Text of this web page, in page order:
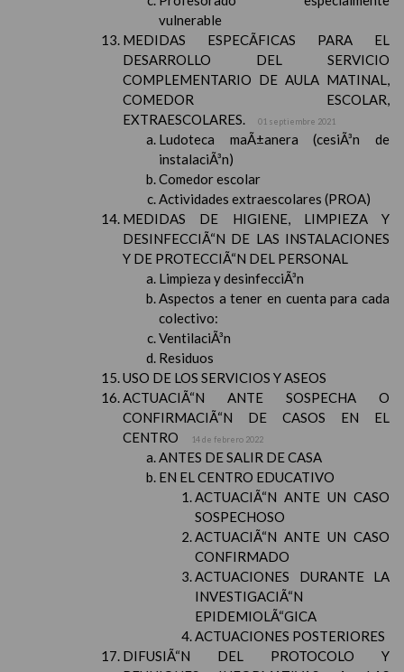
vulnerable
MEDIDAS ESPECÃFICAS PARA EL
DESARROLLO DEL SERVICIO
COMPLEMENTARIO DE AULA MATINAL,
COMEDOR ESCOLAR,
EXTRAESCOLARES.
01 septiembre 2021
Ludoteca maÃ±anera (cesiÃ³n de
instalaciÃ³n)
Comedor escolar
Actividades extraescolares (PROA)
MEDIDAS DE HIGIENE, LIMPIEZA Y
DESINFECCIÃ“N DE LAS INSTALACIONES
Y DE PROTECCIÃ“N DEL PERSONAL
Limpieza y desinfecciÃ³n
Aspectos a tener en cuenta para cada
colectivo:
VentilaciÃ³n
Residuos
USO DE LOS SERVICIOS Y ASEOS
ACTUACIÃ“N ANTE SOSPECHA O
CONFIRMACIÃ“N DE CASOS EN EL
CENTRO
14 de febrero 2022
ANTES DE SALIR DE CASA
EN EL CENTRO EDUCATIVO
ACTUACIÃ“N ANTE UN CASO
SOSPECHOSO
ACTUACIÃ“N ANTE UN CASO
CONFIRMADO
ACTUACIONES DURANTE LA
INVESTIGACIÃ“N
EPIDEMIOLÃ“GICA
ACTUACIONES POSTERIORES
DIFUSIÃ“N DEL PROTOCOLO Y